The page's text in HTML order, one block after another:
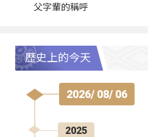
父字輩的稱呼
歷史上的今天
2026/ 08/ 06
2025